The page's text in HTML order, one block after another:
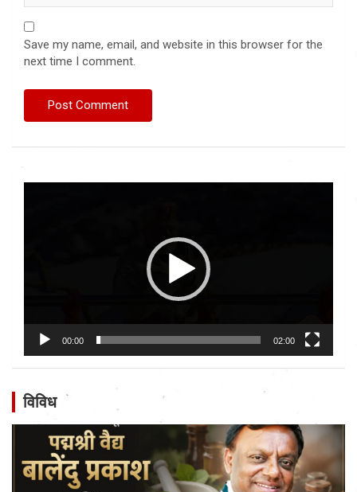
Save my name, email, and website in this browser for the
next time I comment.
00:00 02:00
विविध